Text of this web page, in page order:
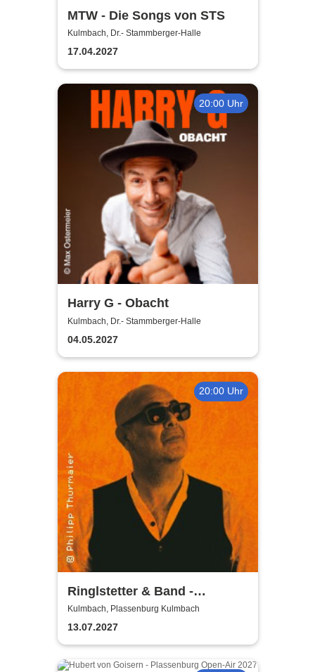
MTW - Die Songs von STS
Kulmbach, Dr.- Stammberger-Halle
17.04.2027
20:00 Uhr
Harry G - Obacht
Kulmbach, Dr.- Stammberger-Halle
04.05.2027
20:00 Uhr
Ringlstetter & Band -
Bellavista Tour 2027
Kulmbach, Plassenburg Kulmbach
13.07.2027